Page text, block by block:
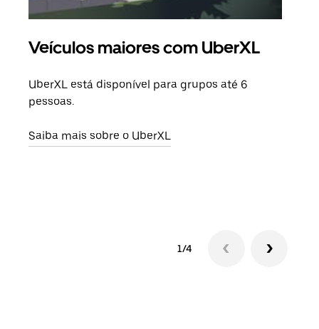
Veículos maiores com UberXL
UberXL está disponível para grupos até 6
pessoas.
Saiba mais sobre o UberXL
1/4